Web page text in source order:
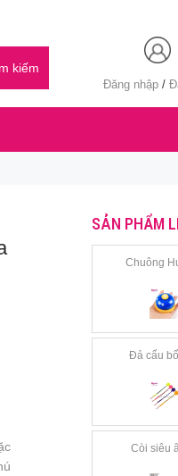
Đăng nhập /
SẢN PHẨM
Chuông
Đả cẩu
Còi siêu